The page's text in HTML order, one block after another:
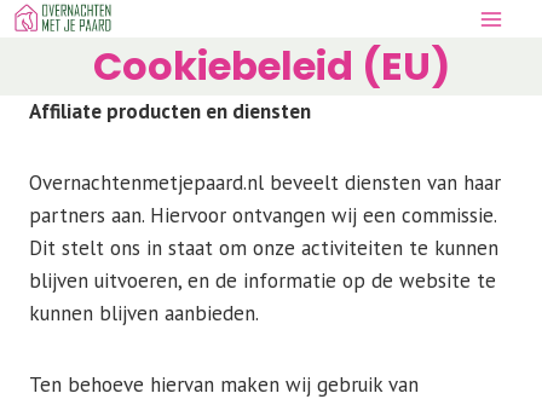
Doorgaan
Cookiebeleid (EU)
Affiliate producten en diensten
Overnachtenmetjepaard.nl beveelt diensten van haar
partners aan. Hiervoor ontvangen wij een commissie.
Dit stelt ons in staat om onze activiteiten te kunnen
blijven uitvoeren, en de informatie op de website te
kunnen blijven aanbieden.
Ten behoeve hiervan maken wij gebruik van